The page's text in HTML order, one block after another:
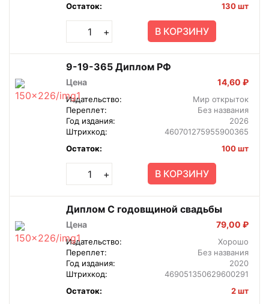
Остаток:
130 шт
+ В КОРЗИНУ
9-19-365 Диплом РФ
Цена 14,60 ₽
Издательство:
Мир открыток
Переплет:
Без названия
Год издания:
2026
Штрихкод:
460701275955900365
Остаток:
100 шт
+ В КОРЗИНУ
Диплом С годовщиной свадьбы
Цена 79,00 ₽
Издательство:
Хорошо
Переплет:
Без названия
Год издания:
2020
Штрихкод:
469051350629600291
Остаток:
2 шт